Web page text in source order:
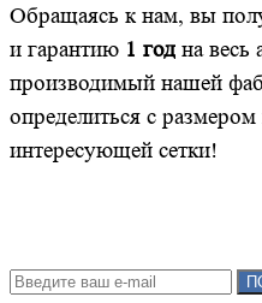
Обращаясь к нам, вы
и гарантию 1 год на весь
производимый нашей
определиться с
интересующей сетки!